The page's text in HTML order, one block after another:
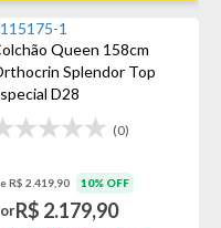
Queen 158cm
Splendor Top
D28
(0)
R$ 2.419,90 10% OFF
R$ 2.179,90